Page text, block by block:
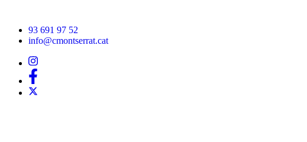
93 691 97 52
info@cmontserrat.cat